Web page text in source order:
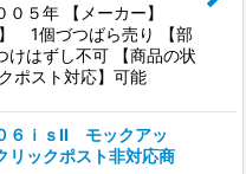
５年 【メーカー】
1個づつばら売り 【部
はずし不可 【商品の状
ポスト対応】可能
６ｉｓII モックアッ
ックポスト非対応商